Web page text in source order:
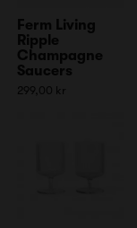
Ferm Living
Ripple
Champagne
Saucers
299,00 kr